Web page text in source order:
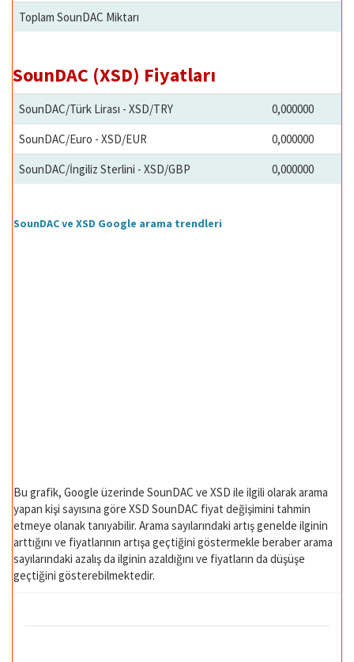
Toplam SounDAC Miktarı
SounDAC (XSD) Fiyatları
SounDAC/Türk Lirası - XSD/TRY
0,000000
SounDAC/Euro - XSD/EUR
0,000000
SounDAC/İngiliz Sterlini - XSD/GBP
0,000000
SounDAC ve XSD Google arama trendleri
Bu grafik, Google üzerinde SounDAC ve XSD ile ilgili olarak arama
yapan kişi sayısına göre XSD SounDAC fiyat değişimini tahmin
etmeye olanak tanıyabilir. Arama sayılarındaki artış genelde ilginin
arttığını ve fiyatlarının artışa geçtiğini göstermekle beraber arama
sayılarındaki azalış da ilginin azaldığını ve fiyatların da düşüşe
geçtiğini gösterebilmektedir.